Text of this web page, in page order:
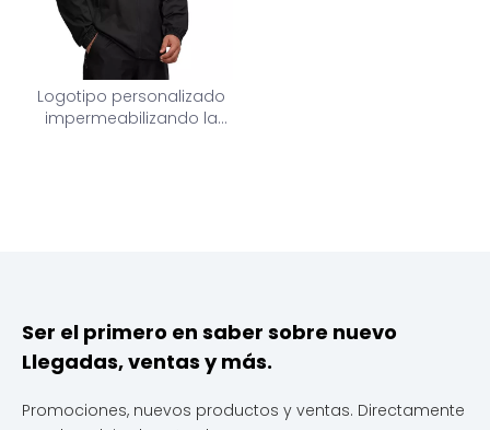
Logotipo personalizado
impermeabilizando la
Ser el primero en saber sobre nuevo
Llegadas, ventas y más.
Promociones, nuevos productos y ventas. Directamente